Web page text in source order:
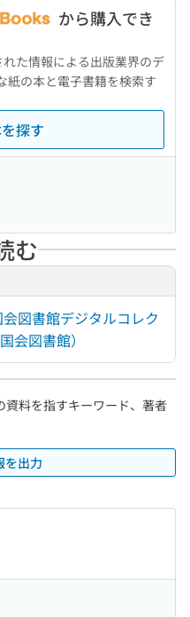
から購入でき
た情報による出版業界のデ
紙の本と電子書籍を検索す
探す
む
図書館デジタルコレク
会図書館）
資料を指すキーワード、著者
を出力